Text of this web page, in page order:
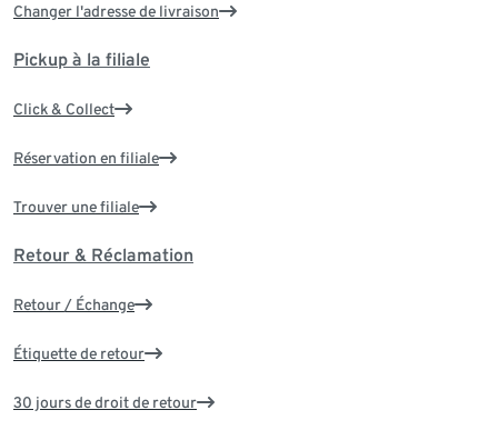
Changer l'adresse de livraison
Pickup à la filiale
Click & Collect
Réservation en filiale
Trouver une filiale
Retour & Réclamation
Retour / Échange
Étiquette de retour
30 jours de droit de retour